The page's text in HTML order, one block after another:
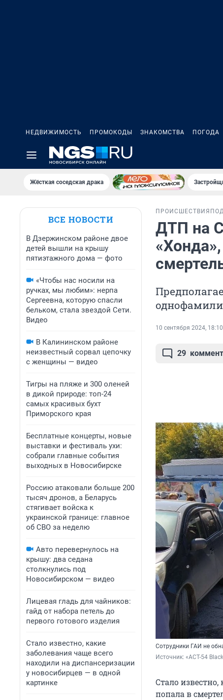
НЕДВИЖИМОСТЬ ПРОМОКОДЫ ЗНАКОМСТВА ПОГОДА
Жёсткая соседская драка
ВСЕ НОВОСТИ
В Дзержинском районе двое
детей вышли на крышу
пятиэтажного дома — фото
«Чтобы нас носили на
ручках, мы любим»: нерпа
Сергеевна, которую спасли
бельком, стала звездой Сети.
Видео
В Калининском районе
неизвестный сорвал цепочку
с женщины — видео
Тигры на пляже и 300 оленей
в дикой природе: топ-24
самых красивых бухт
Приморского края
Бесплатные концерты, новые
выставки и фестиваль ухи:
собрали главные события
выходных в Новосибирске
Россию атаковали больше 200
тысяч дронов, а Беларусь
стягивает войска к
украинской границе: главное
об СВО за неделю
Авто перевернулось на
крышу: два седана
столкнулись под
Новосибирском — видео
Лицевая гладь для чайников:
гайд от набора петель до
первого готового изделия
Стало известно, какие
заболевания чаще всего
находили на диспансеризации
у новосибирцев — в одной
картинке
ПРОИСШЕСТВИЯ
ДТП на
10 сентября 2024, 18:10
29
Сотрудники ГАИ не
Источник: «АСТ-54
Стало
попала в